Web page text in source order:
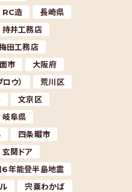
RC造
長崎県
持井工務店
田工務店
市
大阪府
ウ）
荒川区
文京区
岐阜県
四条畷市
玄関ドア
6年能登半島地震
宍粟わかば